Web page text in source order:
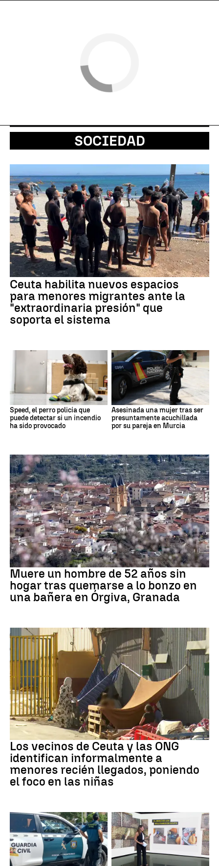
SOCIEDAD
Ceuta habilita nuevos espacios
para menores migrantes ante la
"extraordinaria presión" que
soporta el sistema
Speed, el perro policía que
puede detectar si un incendio
ha sido provocado
Asesinada una mujer tras ser
presuntamente acuchillada
por su pareja en Murcia
andalucía
Muere un hombre de 52 años sin
hogar tras quemarse a lo bonzo en
una bañera en Órgiva, Granada
Ceuta
Los vecinos de Ceuta y las ONG
identifican informalmente a
menores recién llegados, poniendo
el foco en las niñas
Recién Nacido Militares